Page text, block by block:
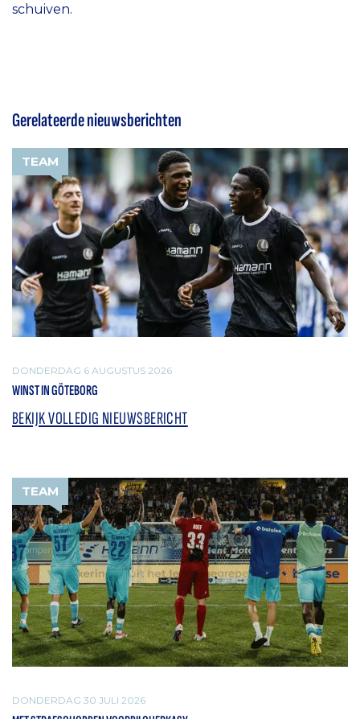
schuiven.
Gerelateerde nieuwsberichten
TEAM
DONDERDAG 6 AUGUSTUS 2026
WINST IN GÖTEBORG
BEKIJK VOLLEDIG NIEUWSBERICHT
TEAM
DONDERDAG 30 JULI 2026